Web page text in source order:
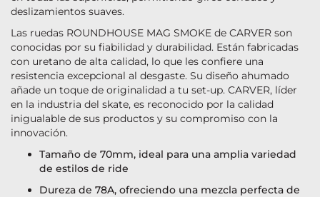
deslizamientos suaves.
Las ruedas ROUNDHOUSE MAG SMOKE de CARVER son
conocidas por su fiabilidad y durabilidad. Están fabricadas
con uretano de alta calidad, lo que les confiere una
resistencia excepcional al desgaste. Su diseño ahumado
añade un toque de originalidad a tu set-up. CARVER, líder
en la industria del skate, es reconocido por la calidad
inigualable de sus productos y su compromiso con la
innovación.
Tamaño de 70mm, ideal para una amplia variedad
de estilos de ride
Dureza de 78A, ofreciendo una mezcla perfecta de